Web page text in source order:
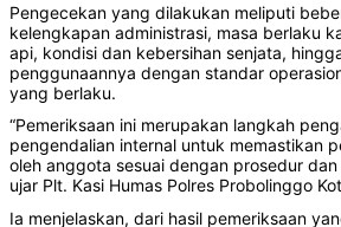
Pengecekan yang dilakukan meliputi
kelengkapan administrasi, masa berlaku
api, kondisi dan kebersihan senjata,
penggunaannya dengan standar
yang berlaku.
‎‎‎‎“Pemeriksaan ini merupakan langkah
pengendalian internal untuk memastikan
oleh anggota sesuai dengan prosedur
ujar Plt. Kasi Humas Polres Probolinggo
‎Ia menjelaskan, dari hasil pemeriksaan